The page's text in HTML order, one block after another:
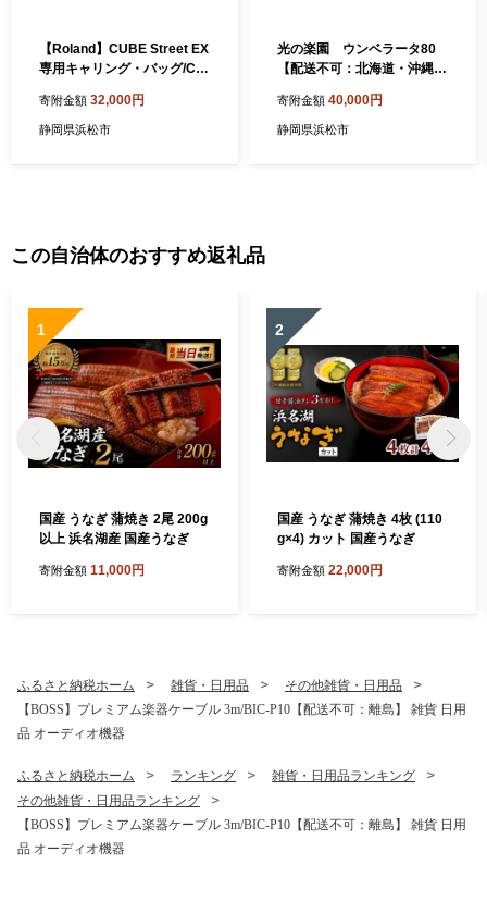
【Roland】CUBE Street EX
専用キャリング・バッグ/CB-
貨 日用品
寄附金額 32,000円
静岡県浜松市
光の楽園 ウンベラータ80
【配送不可：北海道・沖縄・
寄附金額 40,000円
静岡県浜松市
この自治体のおすすめ返礼品
1
国産 うなぎ 蒲焼き 2尾 200g
以上 浜名湖産 国産うなぎ
寄附金額 11,000円
2
国産 うなぎ 蒲焼き 4枚 (110
g×4) カット 国産うなぎ
寄附金額 22,000円
ふるさと納税ホーム 雑貨・日用品
その他雑貨・日用品
【BOSS】プレミアム楽器ケーブル 3m/BIC-P10【配送不可：離島】 雑貨 日用
品 オーディオ機器
ふるさと納税ホーム ランキング
雑貨・日用品ランキング
その他雑貨・日用品ランキング
【BOSS】プレミアム楽器ケーブル 3m/BIC-P10【配送不可：離島】 雑貨 日用
品 オーディオ機器